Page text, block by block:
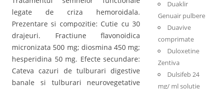
legate de criza hemoroidala.
Prezentare si compozitie: Cutie cu 30
drajeuri. Fractiune flavonoidica
micronizata 500 mg; diosmina 450 mg;
hesperidina 50 mg. Efecte secundare:
Cateva cazuri de tulburari digestive
banale si tulburari neurovegetative
Duaklir
Genuair pulbere
Duavive
comprimate
Duloxetine
Zentiva
Dulsifeb 24
mg/ ml solutie